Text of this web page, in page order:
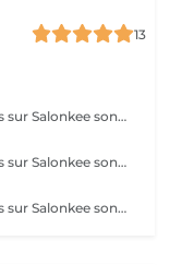
13
Veuillez prendre note que les prix indiqués sur Salonkee sont communiqués à titre informatif et s'entendent de base. Ces derniers sont susceptibles de varier selon le diagnostic réalisé à votre arrivée au salon et l'expertise du professionnel à qui vous confiez votre beauté. Dans tous les cas, un devis précis vous sera proposé et toutes réalisations de prestations seront effectuées avec votre accord. Un grand merci d'avance pour votre compréhension. Au plaisir de vous recevoir très vite.
Veuillez prendre note que les prix indiqués sur Salonkee sont communiqués à titre informatif et s'entendent de base. Ces derniers sont susceptibles de varier selon le diagnostic réalisé à votre arrivée au salon et l'expertise du professionnel à qui vous confiez votre beauté. Dans tous les cas, un devis précis vous sera proposé et toutes réalisations de prestations seront effectuées avec votre accord. Un grand merci d'avance pour votre compréhension. Au plaisir de vous recevoir très vite.
Veuillez prendre note que les prix indiqués sur Salonkee sont communiqués à titre informatif et s'entendent de base. Ces derniers sont susceptibles de varier selon le diagnostic réalisé à votre arrivée au salon et l'expertise du professionnel à qui vous confiez votre beauté. Dans tous les cas, un devis précis vous sera proposé et toutes réalisations de prestations seront effectuées avec votre accord. Un grand merci d'avance pour votre compréhension. Au plaisir de vous recevoir très vite.